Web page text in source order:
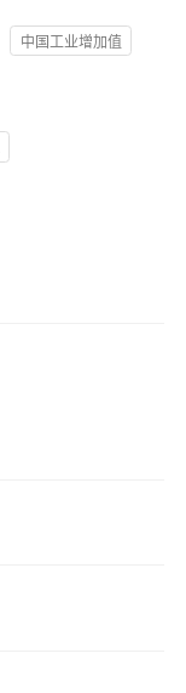
中国工业增加值